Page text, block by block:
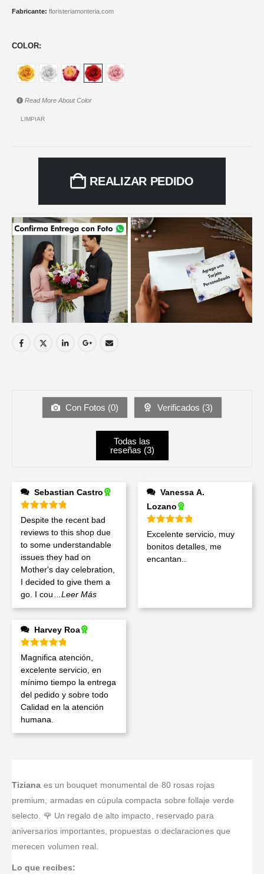
Fabricante: floristeriamonteria.com
COLOR
Read More AboutColor
LIMPIAR
REALIZAR PEDIDO
Con Fotos (0) Verificados (3)
Todas las
reseñas (3)
Sebastian Castro
Valorado en 5de 5
Despite the recent bad
reviews to this shop due
to some understandable
issues they had on
Mother's day celebration,
I decided to give them a
go. I cou
...Leer Más
Lozano
Valorado en 5de 5
Excelente servicio, muy
bonitos detalles, me
encantan..
Harvey Roa
Valorado en5de 5
Magnifica atención,
excelente servicio, en
mínimo tiempo la entrega
del pedido y sobre todo
Calidad en la atención
humana.
Tiziana es un bouquet monumental de 80 rosas rojas
premium, armadas en cúpula compacta sobre follaje verde
selecto. 🌹 Un regalo de alto impacto, reservado para
aniversarios importantes, propuestas o declaraciones que
merecen volumen real.
Lo que recibes: